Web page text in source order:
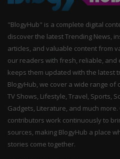
"BlogyHub" is a complete digital
discover the latest Trending News,
articles, and valuable content from
our readers with fresh, reliable,
keeps them updated with the latest
BlogyHub, we cover a wide range of
TV Shows, Lifestyle, Travel, Sports,
Gadgets, Literature, and much
contributors work continuously to
sources, making BlogyHub a place
stories come together.